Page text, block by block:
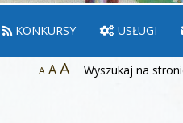
KONKURSY USŁUGI
A AA Wyszukaj na